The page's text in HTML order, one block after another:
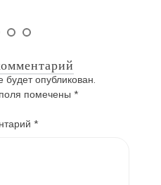
опубликован.
помечены *
*